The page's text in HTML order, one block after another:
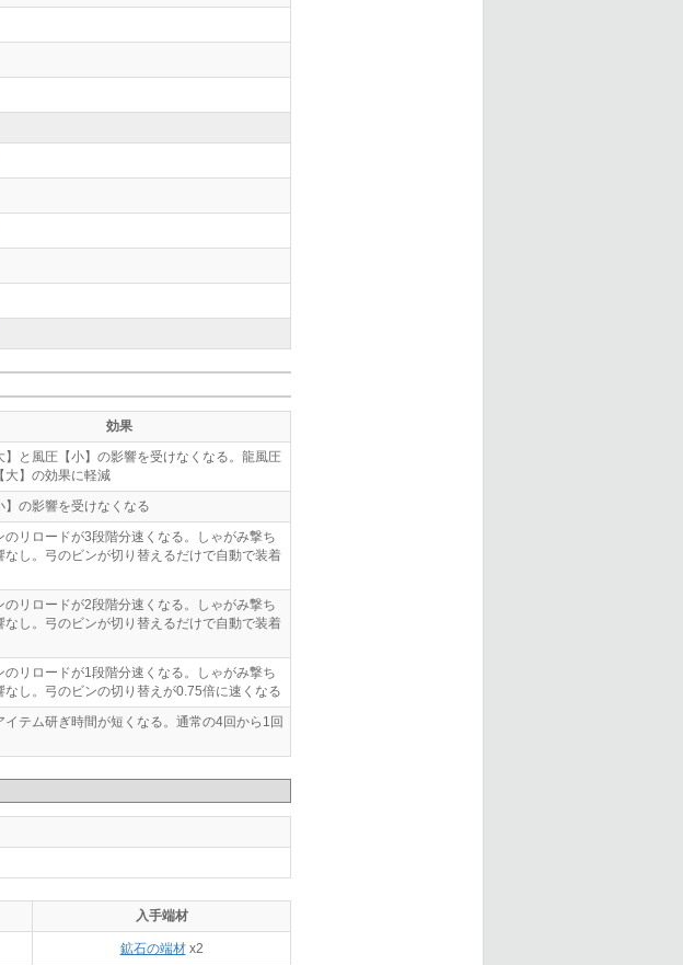
効果
】と風圧【小】の影響を受けなくなる。龍風圧
大】の効果に軽減
】の影響を受けなくなる
のリロードが3段階分速くなる。しゃがみ撃ち
なし。弓のビンが切り替えるだけで自動で装着
のリロードが2段階分速くなる。しゃがみ撃ち
なし。弓のビンが切り替えるだけで自動で装着
のリロードが1段階分速くなる。しゃがみ撃ち
なし。弓のビンの切り替えが0.75倍に速くなる
イテム研ぎ時間が短くなる。通常の4回から1回
入手端材
鉱石の端材x2